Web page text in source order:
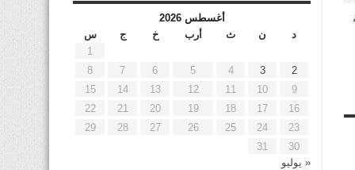
أغسطس 2026
د
ن ث أرب خ ج
س
1
2
3
4
5
6
7
8
9
10
11
12
13
14
15
16
17
18
19
20
21
22
23
24
25
26
27
28
29
30
31
« يوليو